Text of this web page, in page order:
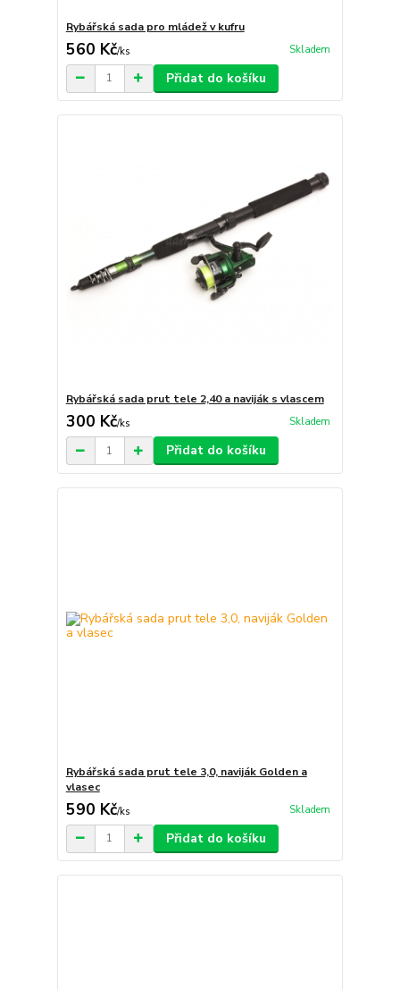
Rybářská sada pro mládež v kufru
560 Kč/ks Skladem
Přidat do košíku
Rybářská sada prut tele 2,40 a naviják s vlascem
300 Kč/ks Skladem
Přidat do košíku
Rybářská sada prut tele 3,0, naviják Golden a
vlasec
590 Kč/ks Skladem
Přidat do košíku